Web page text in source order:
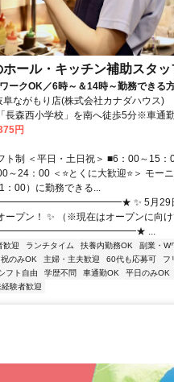
ール・キッチン補助スタッ
ークOK／6時～＆14時～勤務できる
ながもり店(株式会社カナダハウス)
長森西小学校」を南へ徒歩5分※車通
円
ト制 ＜平日・土日祝＞ ■6：00～15：
～24：00 ＜⭐とくに大歓迎⭐＞ モー
：00）に勤務できる...
✨ 5月29日
ープン！ ✨ （※現在はオープンに向
★━━━━━━━━━━━━━━━★ ...
歓迎 ランチタイム 扶養内勤務OK
副業・W
のみOK 主婦・主夫歓迎 60代も応募可
フ
フト自由 学歴不問 車通勤OK 平日のみOK
経験者歓迎